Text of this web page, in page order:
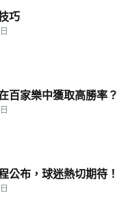
巧
百家樂中獲取高勝率？
公布，球迷熱切期待！